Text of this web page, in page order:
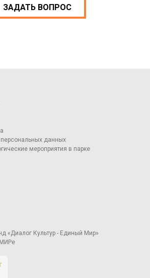
ЗАДАТЬ ВОПРОС
персональных данных
мероприятия в парке
«Диалог Культур - Единый Мир»